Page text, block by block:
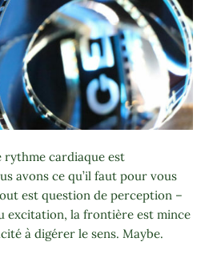
rythme cardiaque est
avons ce qu’il faut pour vous
est question de perception –
excitation, la frontière est mince
à digérer le sens. Maybe.